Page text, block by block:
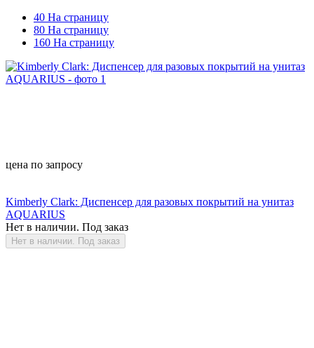
40 На страницу
80 На страницу
160 На страницу
цена по запросу
Kimberly Clark: Диспенсер для разовых покрытий на унитаз
AQUARIUS
Нет в наличии. Под заказ
Нет в наличии. Под заказ